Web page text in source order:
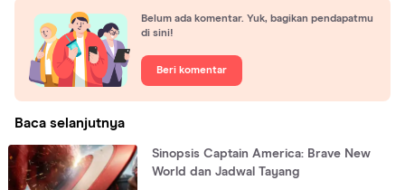
Belum ada komentar. Yuk, bagikan pendapatmu
di sini!
Beri komentar
Baca selanjutnya
Sinopsis Captain America: Brave New
World dan Jadwal Tayang